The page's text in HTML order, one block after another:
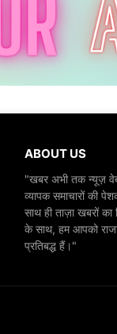
ABOUT US
"खबर अभी तक न्यूज़
व्यापक समाचारों की
साथ ही ताज़ा खबरों का
के साथ, हम आपको
प्रतिबद्ध हैं।"